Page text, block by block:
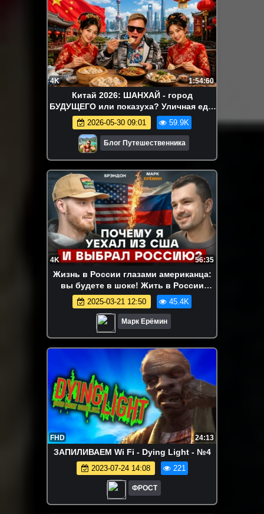
4K 1:54:60
Китай 2026: ШАНХАЙ - город
БУДУЩЕГО или показуха? Уличная еда,
ЦЕНЫ, что посмотреть туристу?
2026-05-30 09:01 59.9K
Блог Путешественника
4K 56:35
Жизнь в России глазами американца:
вы будете в шоке! Жить в России
лучше, чем в США? Как американцы
относятся к Трампу?
2025-03-21 12:50 45.4K
Марк Ерёмин
FHD 24:13
ЗАПИЛИВАЕМ Wi Fi - Dying Light - №4
2023-07-24 14:08 221
ФРОСТ